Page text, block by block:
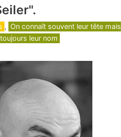
, On connaît souvent leur tête mais
leur nom